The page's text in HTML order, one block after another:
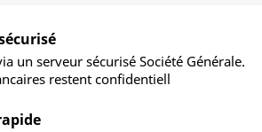
un serveur sécurisé Société Générale.
restent confidentiell